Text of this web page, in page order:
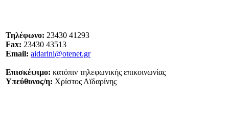
Τηλέφωνο: 23430 41293
Fax: 23430 43513
Email: aidarini@otenet.gr
Επισκέψιμο: κατόπιν τηλεφωνικής επικοινωνίας
Υπεύθυνος/η: Χρίστος Αϊδαρίνης